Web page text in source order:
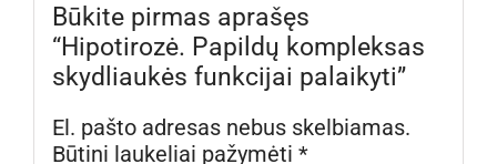
Būkite pirmas aprašęs
“Hipotirozė. Papildų kompleksas
skydliaukės funkcijai palaikyti”
El. pašto adresas nebus skelbiamas.
Būtini laukeliai pažymėti *